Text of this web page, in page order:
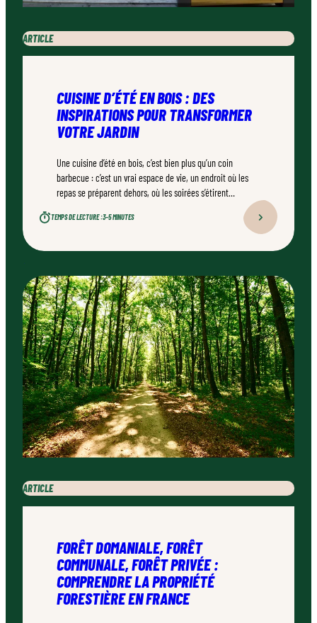
ARTICLE
CUISINE D’ÉTÉ EN BOIS : DES
INSPIRATIONS POUR TRANSFORMER
VOTRE JARDIN
Une cuisine d’été en bois, c’est bien plus qu’un coin
barbecue : c’est un vrai espace de vie, un endroit où les
repas se préparent dehors, où les soirées s’étirent
professionnel qualifié, ce type d’aménagement peut
TEMPS DE LECTURE :3–5 MINUTES
ARTICLE
FORÊT DOMANIALE, FORÊT
COMMUNALE, FORÊT PRIVÉE :
COMPRENDRE LA PROPRIÉTÉ
FORESTIÈRE EN FRANCE